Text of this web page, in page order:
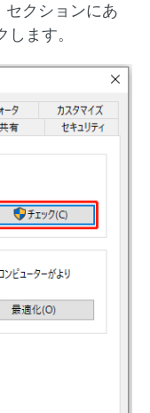
セクションにあ
します。